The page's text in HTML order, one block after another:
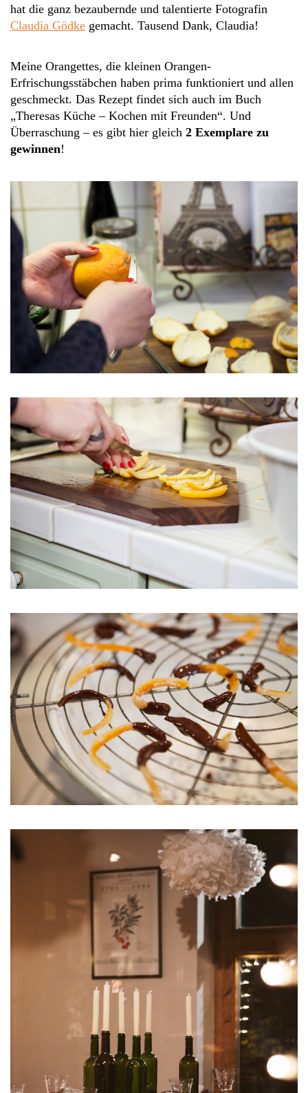
hat die ganz bezaubernde und talentierte Fotografin
Claudia Gödke gemacht. Tausend Dank, Claudia!
Meine Orangettes, die kleinen Orangen-
Erfrischungsstäbchen haben prima funktioniert und allen
geschmeckt. Das Rezept findet sich auch im Buch
„Theresas Küche – Kochen mit Freunden“. Und
Überraschung – es gibt hier gleich 2 Exemplare zu
gewinnen!